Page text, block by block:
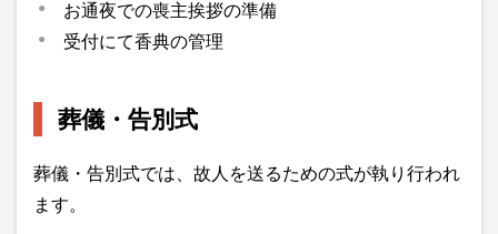
お通夜での喪主挨拶の準備
受付にて香典の管理
葬儀・告別式
葬儀・告別式では、故人を送るための式が執り行われ
ます。